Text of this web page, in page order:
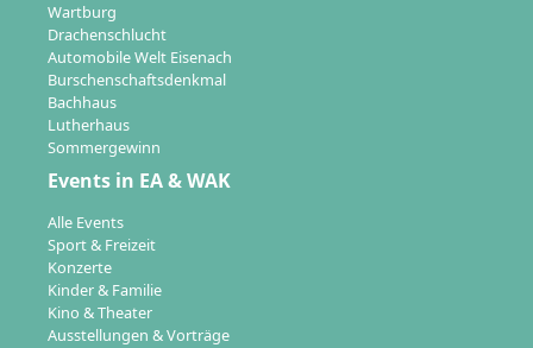
Wartburg
Drachenschlucht
Automobile Welt Eisenach
Burschenschaftsdenkmal
Bachhaus
Lutherhaus
Sommergewinn
Events in EA & WAK
Alle Events
Sport & Freizeit
Konzerte
Kinder & Familie
Kino & Theater
Ausstellungen & Vorträge